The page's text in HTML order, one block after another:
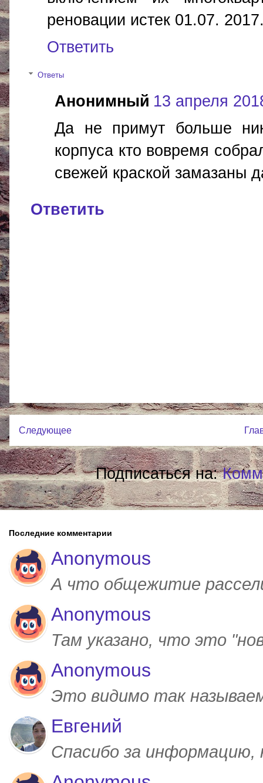
реновации истек 01.07.
Ответить
Ответы
Анонимный 13 апреля
Да не примут больше
корпуса кто вовремя
свежей краской замазаны
Ответить
Следующее
Подписаться на:
Последние комментарии
Anonymous
А что общежитие
Anonymous
Там указано, что это
Anonymous
Это видимо так
Евгений
Спасибо за